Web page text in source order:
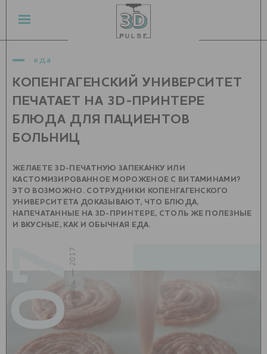
еда
КОПЕНГАГЕНСКИЙ УНИВЕРСИТЕТ
ПЕЧАТАЕТ НА 3D-ПРИНТЕРЕ
БЛЮДА ДЛЯ ПАЦИЕНТОВ
БОЛЬНИЦ
ЖЕЛАЕТЕ 3D-ПЕЧАТНУЮ ЗАПЕКАНКУ ИЛИ
КАСТОМИЗИРОВАННОЕ МОРОЖЕНОЕ С ВИТАМИНАМИ?
ЭТО ВОЗМОЖНО. СОТРУДНИКИ КОПЕНГАГЕНСКОГО
УНИВЕРСИТЕТА ДОКАЗЫВАЮТ, ЧТО БЛЮДА,
НАПЕЧАТАННЫЕ НА 3D-ПРИНТЕРЕ, СТОЛЬ ЖЕ ПОЛЕЗНЫЕ
И ВКУСНЫЕ, КАК И ОБЫЧНАЯ ЕДА.
07
декабрь — 2017